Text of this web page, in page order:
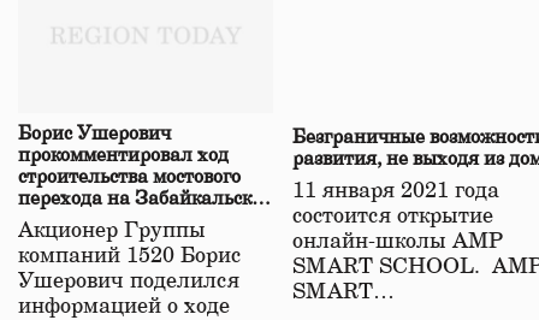
Борис Ушерович
прокомментировал ход
строительства мостового
перехода на Забайкальской
железной дороге
Акционер Группы
компаний 1520 Борис
Ушерович поделился
информацией о ходе
Безграничные
развития, не выходя из
11 января 2021 года
состоится открытие
онлайн-школы АМР
SMART SCHOOL.
SMART…